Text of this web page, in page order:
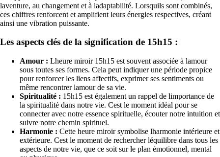
laventure, au changement et à ladaptabilité. Lorsquils sont combinés,
ces chiffres renforcent et amplifient leurs énergies respectives, créant
ainsi une vibration puissante.
Les aspects clés de la signification de 15h15 :
Amour : Lheure miroir 15h15 est souvent associée à lamour
sous toutes ses formes. Cela peut indiquer une période propice
pour renforcer les liens affectifs, exprimer ses sentiments ou
même rencontrer lamour de sa vie.
Spiritualité : 15h15 est également un rappel de limportance de
la spiritualité dans notre vie. Cest le moment idéal pour se
connecter avec notre essence spirituelle, écouter notre intuition et
suivre notre chemin spirituel.
Harmonie : Cette heure miroir symbolise lharmonie intérieure et
extérieure. Cest le moment de rechercher léquilibre dans tous les
aspects de notre vie, que ce soit sur le plan émotionnel, mental